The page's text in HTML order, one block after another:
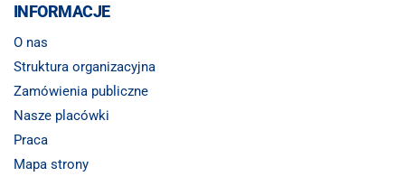
INFORMACJE
O nas
Struktura organizacyjna
Zamówienia publiczne
Nasze placówki
Praca
Mapa strony